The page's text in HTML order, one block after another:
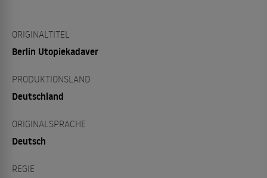
ORIGINALTITEL
Berlin Utopiekadaver
PRODUKTIONSLAND
Deutschland
ORIGINALSPRACHE
Deutsch
REGIE